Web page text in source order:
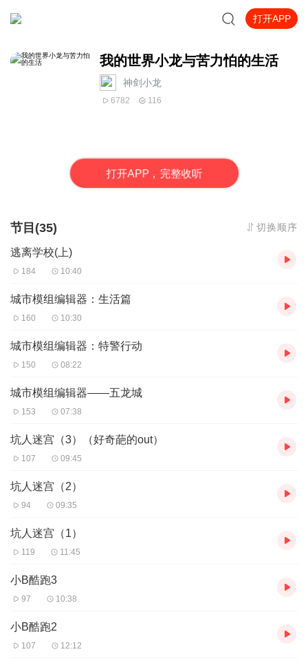
打开APP
我的世界小龙与苦力怕的生活
神剑小龙
6782 116
打开APP，完整收听
节目(35) 切换顺序
逃离学校(上)
184 10:40
城市模组编辑器：生活篇
160 10:30
城市模组编辑器：特警行动
150 08:22
城市模组编辑器——五龙城
153 07:38
坑人迷宫（3）（好奇葩的out）
107 09:45
坑人迷宫（2）
94 09:35
坑人迷宫（1）
119 11:45
小B酷跑3
97 10:38
小B酷跑2
107 12:12